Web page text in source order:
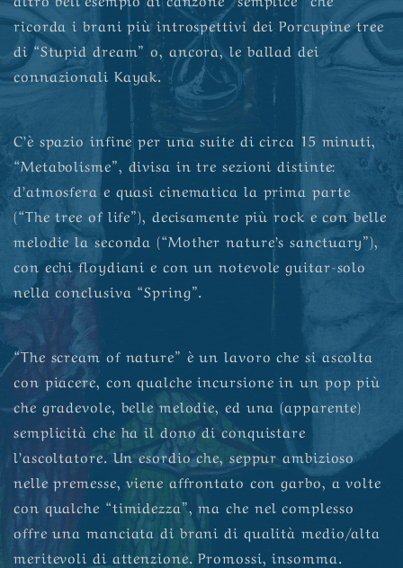
ricorda i brani più introspettivi dei Porcupine tree
di “Stupid dream” o, ancora, le ballad dei
connazionali Kayak.
C’è spazio infine per una suite di circa 15 minuti,
“Metabolisme”, divisa in tre sezioni distinte:
d’atmosfera e quasi cinematica la prima parte
(“The tree of life”), decisamente più rock e con belle
melodie la seconda (“Mother nature’s sanctuary”),
con echi floydiani e con un notevole guitar-solo
nella conclusiva “Spring”.
“The scream of nature” è un lavoro che si ascolta
con piacere, con qualche incursione in un pop più
che gradevole, belle melodie, ed una (apparente)
semplicità che ha il dono di conquistare
l’ascoltatore. Un esordio che, seppur ambizioso
nelle premesse, viene affrontato con garbo, a volte
con qualche “timidezza”, ma che nel complesso
offre una manciata di brani di qualità medio/alta
meritevoli di attenzione. Promossi, insomma.